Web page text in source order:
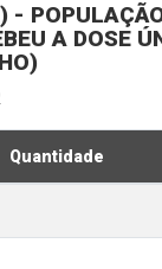
-
A DOSE
Quantidade